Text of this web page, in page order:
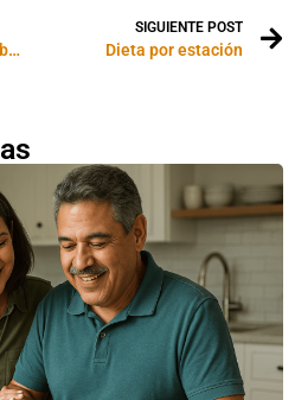
¿Cómo acelerar mi metabolismo?
SIGUIENTE POST
Dieta por estación